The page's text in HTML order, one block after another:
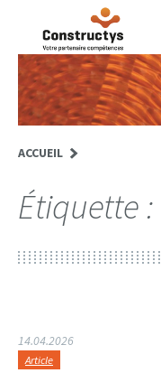
ACCUEIL
Étiquette :
14.04.2026
Article